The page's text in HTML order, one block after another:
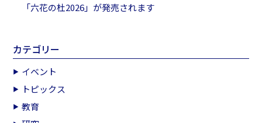
「六花の杜2026」が発売されます
カテゴリー
イベント
トピックス
教育